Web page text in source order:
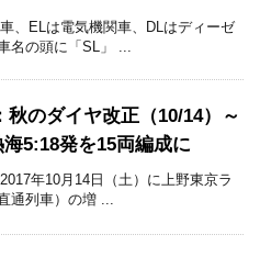
、ELは電気機関車、DLはディーゼ
名の頭に「SL」 ...
秋のダイヤ改正（10/14）～
5:18発を15両編成に
年10月14日（土）に上野東京ラ
通列車）の増 ...